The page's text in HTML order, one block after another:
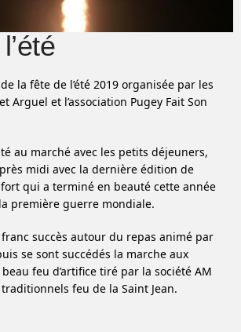
la fête de l’été 2019 organisée par les
Arguel et l’association Pugey Fait Son
au marché avec les petits déjeuners,
midi avec la dernière édition de
fort qui a terminé en beauté cette année
première guerre mondiale.
succès autour du repas animé par
se sont succédés la marche aux
feu d’artifice tiré par la société AM
feu de la Saint Jean.